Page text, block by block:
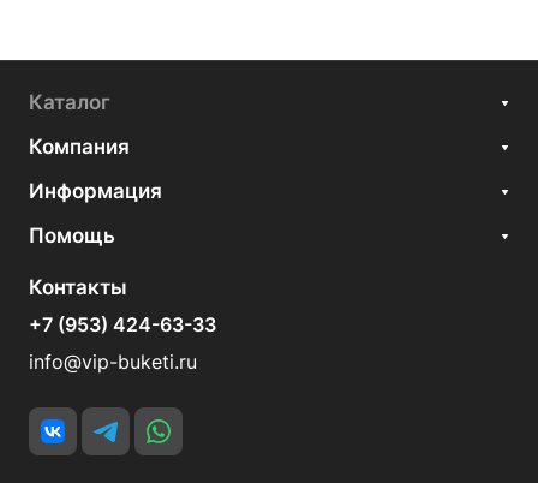
Каталог
Компания
Информация
Помощь
Контакты
+7 (953) 424-63-33
info@vip-buketi.ru